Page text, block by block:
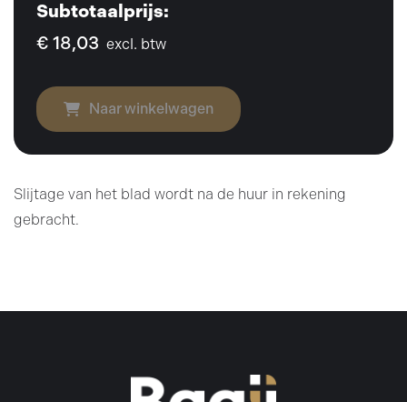
Subtotaalprijs:
€ 18,03 excl. btw
Naar winkelwagen
Slijtage van het blad wordt na de huur in rekening
gebracht.